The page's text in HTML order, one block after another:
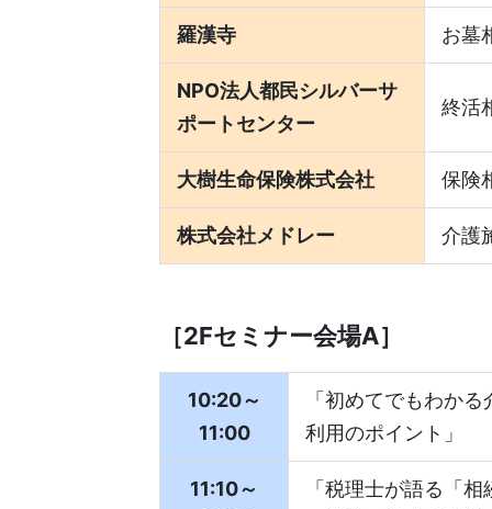
羅漢寺 お墓
NPO法人都民シルバーサ
ポートセンター
終活
大樹生命保険株式会社 保険
株式会社メドレー 介護
［2Fセミナー会場A］
10:20～
11:00
「初めてでもわか
利用のポイント」
11:10～
「税理士が語る「